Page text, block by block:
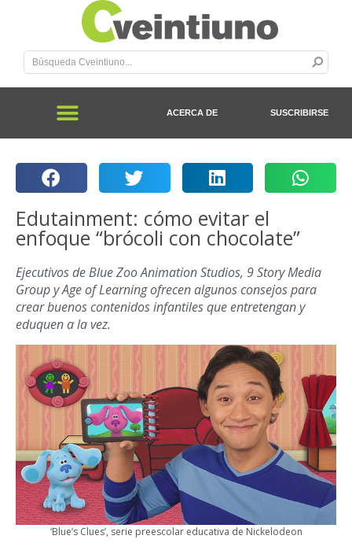
ACERCA DE SUSCRIBIRSE
Edutainment: cómo evitar el
enfoque “brócoli con chocolate”
Ejecutivos de Blue Zoo Animation Studios, 9 Story Media
Group y Age of Learning ofrecen algunos consejos para
crear buenos contenidos infantiles que entretengan y
eduquen a la vez.
‘Blue’s Clues’, serie preescolar educativa de Nickelodeon